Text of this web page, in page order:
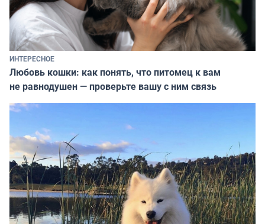
ИНТЕРЕСНОЕ
Любовь кошки: как понять, что питомец к вам
не равнодушен — проверьте вашу с ним связь